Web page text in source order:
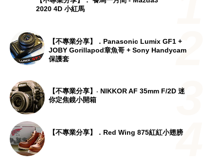
2020 4D 小紅馬
【不專業分享】．Panasonic Lumix GF1 +
JOBY Gorillapod章魚哥 + Sony Handycam
保護套
【不專業分享】‧ NIKKOR AF 35mm F/2D 迷
你定焦鏡小開箱
【不專業分享】．Red Wing 875紅紅小翅膀